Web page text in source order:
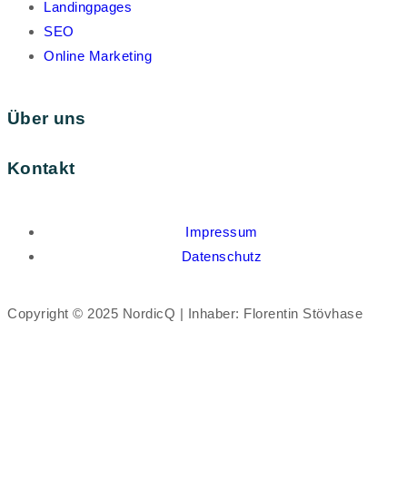
Landingpages
SEO
Online Marketing
Über uns
Kontakt
Impressum
Datenschutz
Copyright © 2025 NordicQ | Inhaber: Florentin Stövhase